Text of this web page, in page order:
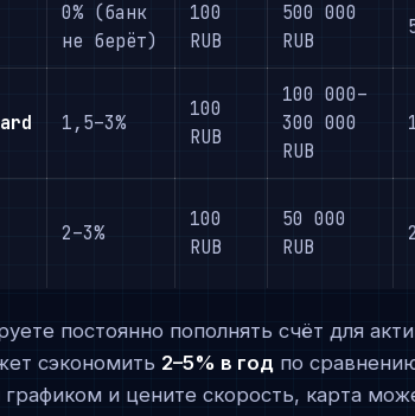
0% (банк
не берёт)
100
RUB
500 000
RUB
1,5–3%
100
RUB
100 000–
300 000
RUB
2–3%
100
RUB
50 000
RUB
постоянно пополнять счёт для
сэкономить 2–5% в год по
и цените скорость, карта